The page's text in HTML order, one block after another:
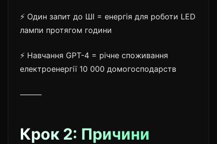
⚡ Один запит до ШІ = енергія для роботи LED
лампи протягом години
⚡ Навчання GPT-4 = річне споживання
електроенергії 10 000 домогосподарств
⸻
Крок 2: Причини